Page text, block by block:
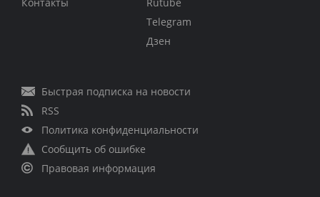
Telegram
Дзен
Быстрая подписка на новости
RSS
Политика конфиденциальности
Сообщить об ошибке
Правовая информация